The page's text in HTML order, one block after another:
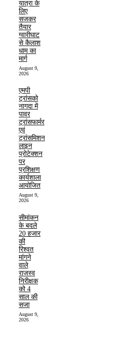
यात्रा के
लिए
सजकर
तैयार
ग्वारीघाट
से कैलाश
धाम का
मार्ग
August 9,
2026
एमपी
ट्रांसको
नागदा में
पावर
ट्रांसफार्मर
एवं
ट्रांसमिशन
लाइन
प्रोटेक्शन
पर
प्रशिक्षण
कार्यशाला
आयोजित
August 9,
2026
सीमांकन
के बदले
20 हजार
की
रिश्वत
मांगने
वाले
राजस्व
निरीक्षक
को 4
साल की
सजा
August 9,
2026